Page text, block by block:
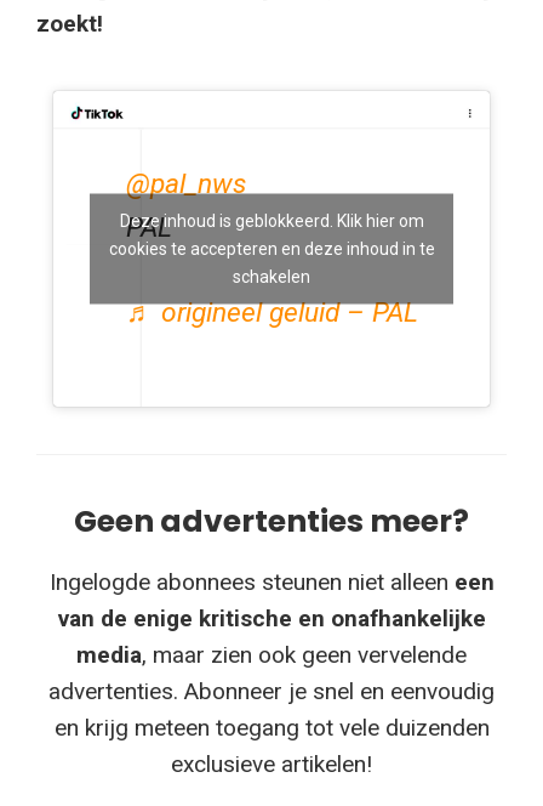
zoekt!
@pal_nws
PAL
♬ origineel geluid – PAL
Deze inhoud is geblokkeerd. Klik hier om
cookies te accepteren en deze inhoud in te
schakelen
Geen advertenties meer?
Ingelogde abonnees steunen niet alleen een
van de enige kritische en onafhankelijke
media, maar zien ook geen vervelende
advertenties. Abonneer je snel en eenvoudig
en krijg meteen toegang tot vele duizenden
exclusieve artikelen!